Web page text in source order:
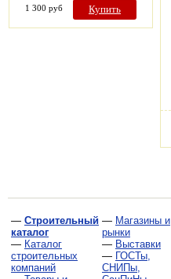
1 300 руб Купить
— Строительный
каталог
— Каталог
строительных
компаний
— Магазины и
рынки
— Выставки
— ГОСТы,
СНИПы,